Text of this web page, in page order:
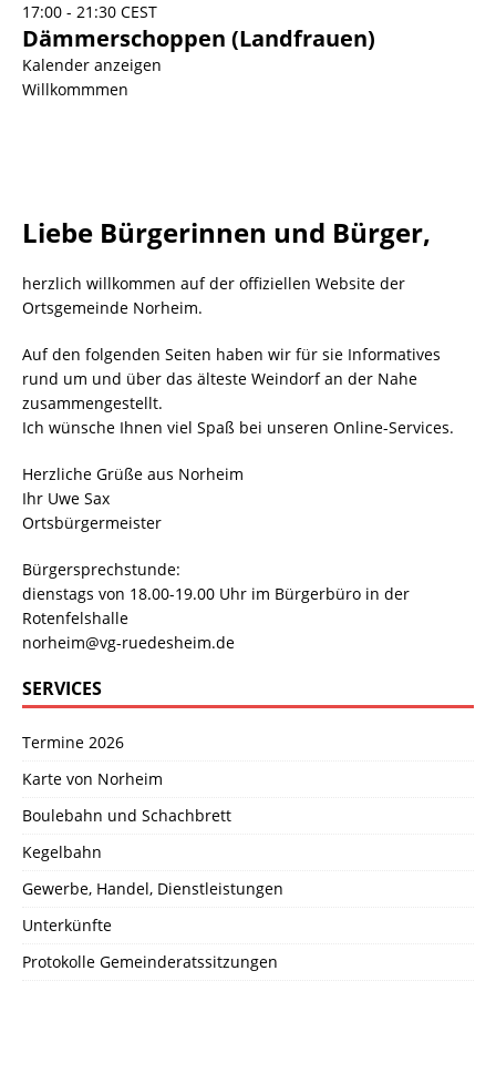
17:00 - 21:30 CEST
Dämmerschoppen (Landfrauen)
Kalender anzeigen
Willkommmen
Liebe Bürgerinnen und Bürger,
herzlich willkommen auf der offiziellen Website der
Ortsgemeinde Norheim.
Auf den folgenden Seiten haben wir für sie Informatives
rund um und über das älteste Weindorf an der Nahe
zusammengestellt.
Ich wünsche Ihnen viel Spaß bei unseren Online-Services.
Herzliche Grüße aus Norheim
Ihr Uwe Sax
Ortsbürgermeister
Bürgersprechstunde:
dienstags von 18.00-19.00 Uhr im Bürgerbüro in der
Rotenfelshalle
norheim@vg-ruedesheim.de
SERVICES
Termine 2026
Karte von Norheim
Boulebahn und Schachbrett
Kegelbahn
Gewerbe, Handel, Dienstleistungen
Unterkünfte
Protokolle Gemeinderatssitzungen